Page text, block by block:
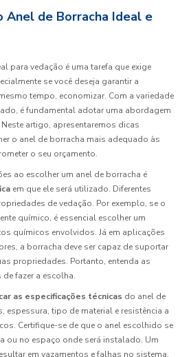
Anel de Borracha Ideal e
para vedação é uma tarefa que exige
se você deseja garantir a
tempo, economizar. Com a variedade
é fundamental adotar uma abordagem
artigo, apresentaremos dicas
o anel de borracha mais adequado às
o seu orçamento.
ao escolher um anel de borracha é
em que ele será utilizado. Diferentes
de vedação. Por exemplo, se o
químico, é essencial escolher um
químicos envolvidos. Já em aplicações
a borracha deve ser capaz de suportar
propriedades. Portanto, entenda as
fazer a escolha.
as especificações técnicas do anel de
espessura, tipo de material e resistência a
Certifique-se de que o anel escolhido se
ou no espaço onde será instalado. Um
em vazamentos e falhas no sistema,